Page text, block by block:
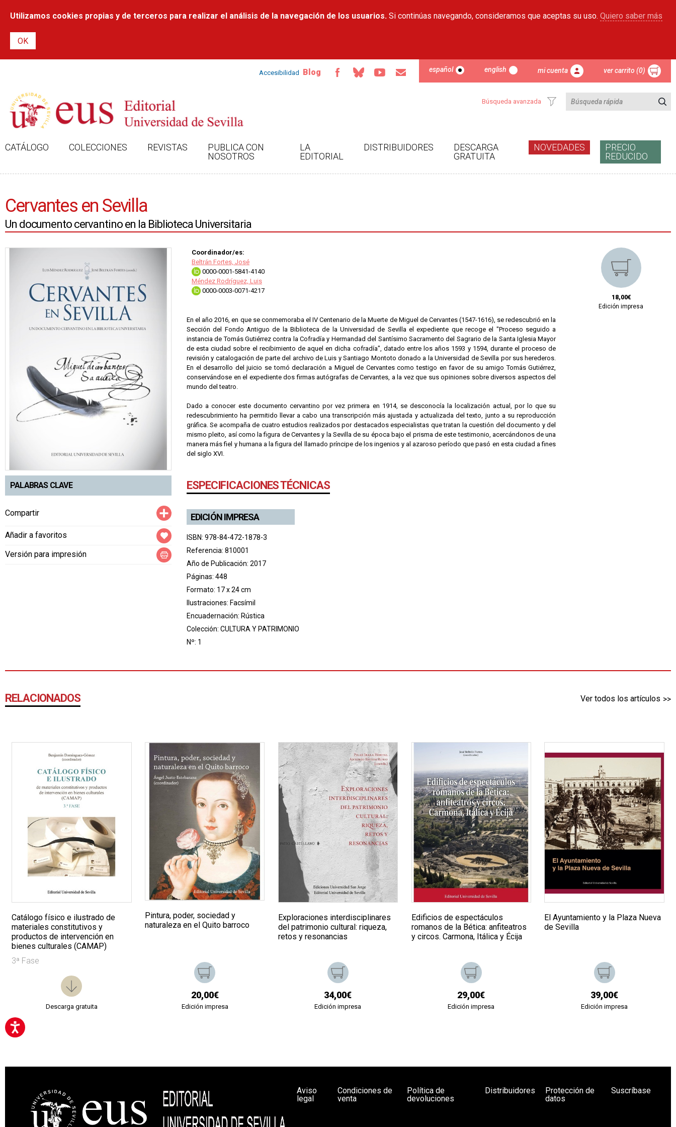
contenido
Utilizamos cookies propias y de terceros para realizar el análisis de la navegación de los usuarios. Si continúas navegando, consideramos que aceptas su uso. Quiero saber más
Accesibilidad Blog español english mi cuenta ver carrito (0)
Búsqueda avanzada
CATÁLOGO COLECCIONES REVISTAS
PUBLICA CON
NOSOTROS
LA
EDITORIAL
DISTRIBUIDORES
DESCARGA
GRATUITA
NOVEDADES
PRECIO
REDUCIDO
Cervantes en Sevilla
Un documento cervantino en la Biblioteca Universitaria
PALABRAS CLAVE
Compartir Compartir
Añadir a favoritos
Versión para impresión
Coordinador/es:
Beltrán Fortes, José
0000-0001-5841-4140
Méndez Rodríguez, Luis
0000-0003-0071-4217
En el año 2016, en que se conmemoraba el IV Centenario de la Muerte de Miguel de Cervantes (1547-1616), se redescubrió en la
Sección del Fondo Antiguo de la Biblioteca de la Universidad de Sevilla el expediente que recoge el "Proceso seguido a
instancia de Tomás Gutiérrez contra la Cofradía y Hermandad del Santísimo Sacramento del Sagrario de la Santa Iglesia Mayor
de esta ciudad sobre el recibimiento de aquel en dicha cofradía", datado entre los años 1593 y 1594, durante el proceso de
revisión y catalogación de parte del archivo de Luis y Santiago Montoto donado a la Universidad de Sevilla por sus herederos.
En el desarrollo del juicio se tomó declaración a Miguel de Cervantes como testigo en favor de su amigo Tomás Gutiérrez,
conservándose en el expediente dos firmas autógrafas de Cervantes, a la vez que sus opiniones sobre diversos aspectos del
mundo del teatro.
Dado a conocer este documento cervantino por vez primera en 1914, se desconocía la localización actual, por lo que su
redescubrimiento ha permitido llevar a cabo una transcripción más ajustada y actualizada del texto, junto a su reproducción
gráfica. Se acompaña de cuatro estudios realizados por destacados especialistas que tratan la cuestión del documento y del
mismo pleito, así como la figura de Cervantes y la Sevilla de su época bajo el prisma de este testimonio, acercándonos de una
manera más fiel y humana a la figura del llamado príncipe de los ingenios y al azaroso período que pasó en esta ciudad a fines
del siglo XVI.
ESPECIFICACIONES TÉCNICAS
EDICIÓN IMPRESA
ISBN: 978-84-472-1878-3
Referencia: 810001
Año de Publicación: 2017
Páginas: 448
Formato: 17 x 24 cm
Ilustraciones: Facsímil
Encuadernación: Rústica
Colección: CULTURA Y PATRIMONIO
Nº: 1
18,00€
Edición impresa
RELACIONADOS Ver todos los artículos
Catálogo físico e ilustrado de
materiales constitutivos y
productos de intervención en
bienes culturales (CAMAP)
3ª Fase
Descarga gratuita
Pintura, poder, sociedad y
naturaleza en el Quito barroco
20,00€
Edición impresa
Exploraciones interdisciplinares
del patrimonio cultural: riqueza,
retos y resonancias
34,00€
Edición impresa
Edificios de espectáculos
romanos de la Bética: anfiteatros
y circos. Carmona, Itálica y Écija
29,00€
Edición impresa
El Ayuntamiento y la Plaza Nueva
de Sevilla
39,00€
Edición impresa
Aviso
legal
Condiciones de
venta
Política de
devoluciones
Distribuidores
Protección de
datos
Suscríbase